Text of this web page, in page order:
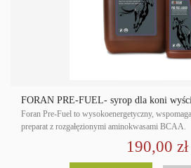
FORAN PRE-FUEL- syrop dla koni
Foran Pre-Fuel to wysokoenergetyczny,
preparat z rozgałęzionymi aminokwasami BCAA.
190,00 zł